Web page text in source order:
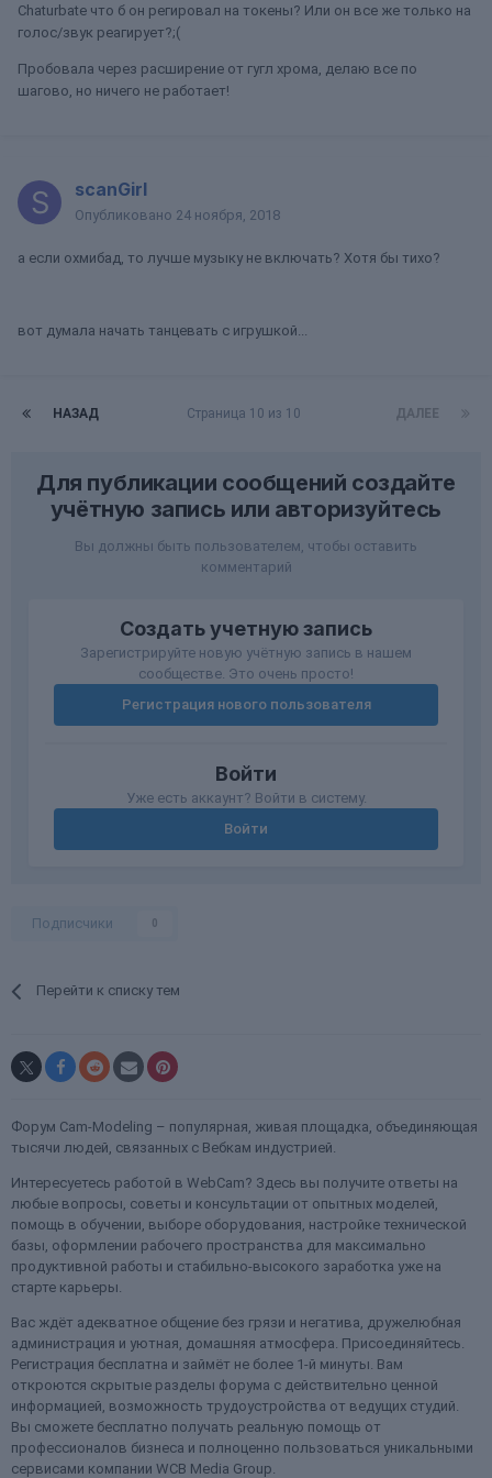
Chaturbate что б он регировал на токены? Или он все же только на
голос/звук реагирует?;(
Пробовала через расширение от гугл хрома, делаю все по
шагово, но ничего не работает!
scanGirl
Опубликовано 24 ноября, 2018
а если охмибад, то лучше музыку не включать? Хотя бы тихо?
вот думала начать танцевать с игрушкой...
НАЗАД ДАЛЕЕ
Страница 10 из 10
Для публикации сообщений создайте
учётную запись или авторизуйтесь
Вы должны быть пользователем, чтобы оставить
комментарий
Создать учетную запись
Зарегистрируйте новую учётную запись в нашем
сообществе. Это очень просто!
Регистрация нового пользователя
Войти
Уже есть аккаунт? Войти в систему.
Войти
Подписчики 0
Перейти к списку тем
Форум Cam-Modeling – популярная, живая площадка, объединяющая
тысячи людей, связанных с Вебкам индустрией.
Интересуетесь работой в WebCam? Здесь вы получите ответы на
любые вопросы, советы и консультации от опытных моделей,
помощь в обучении, выборе оборудования, настройке технической
базы, оформлении рабочего пространства для максимально
продуктивной работы и стабильно-высокого заработка уже на
старте карьеры.
Вас ждёт адекватное общение без грязи и негатива, дружелюбная
администрация и уютная, домашняя атмосфера. Присоединяйтесь.
Регистрация бесплатна и займёт не более 1-й минуты. Вам
откроются скрытые разделы форума с действительно ценной
информацией, возможность трудоустройства от ведущих студий.
Вы сможете бесплатно получать реальную помощь от
профессионалов бизнеса и полноценно пользоваться уникальными
сервисами компании WCB Media Group.